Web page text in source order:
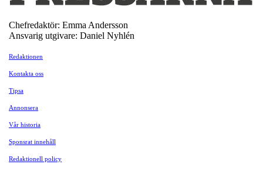
Chefredaktör: Emma Andersson
Ansvarig utgivare: Daniel Nyhlén
Redaktionen
Kontakta oss
Tipsa
Annonsera
Vår historia
Sponsrat innehåll
Redaktionell policy